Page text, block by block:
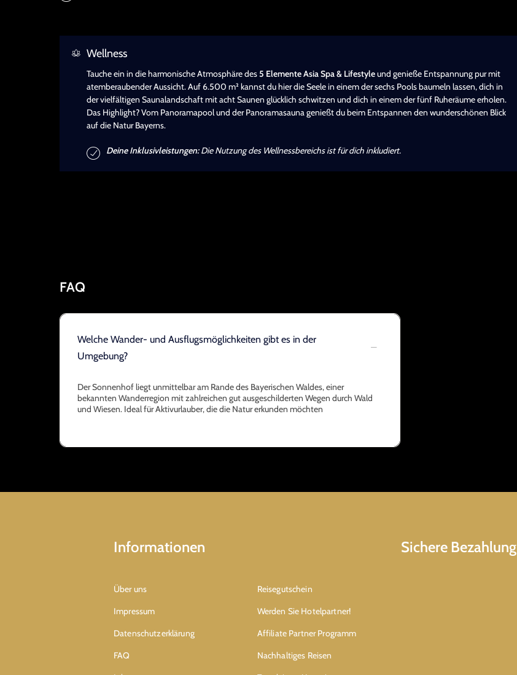
Wellness
Tauche ein in die harmonische Atmosphäre des5 Elemente Asia Spa & Lifestyleund genieße Entspannung pur mit
atemberaubender Aussicht. Auf 6.500 m² kannst du hier die Seele in einem der sechs Pools baumeln lassen, dich in
der vielfältigen Saunalandschaft mit acht Saunen glücklich schwitzen und dich in einem der fünf Ruheräume erholen.
Das Highlight? Vom Panoramapool und der Panoramasauna genießt du beim Entspannen den wunderschönen Blick
auf die Natur Bayerns.
Deine Inklusivleistungen:Die Nutzung des Wellnessbereichs ist für dich inkludiert.
FAQ
Welche Wander- und Ausflugsmöglichkeiten gibt es in der
Umgebung?
Der Sonnenhof liegt unmittelbar am Rande des Bayerischen Waldes, einer
bekannten Wanderregion mit zahlreichen gut ausgeschilderten Wegen durch Wald
und Wiesen. Ideal für Aktivurlauber, die die Natur erkunden möchten
Informationen
Über uns
Impressum
Datenschutzerklärung
FAQ
Reisegutschein
Werden Sie Hotelpartner!
Affiliate Partner Programm
Nachhaltiges Reisen
Sichere Bezahlung